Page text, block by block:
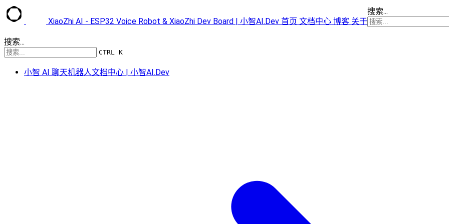
XiaoZhi AI - ESP32 Voice Robot & XiaoZhi Dev Board | 小智AI.Dev 首页 文档中心 博客 关于
搜索...
搜索...
CTRL K
小智 AI 聊天机器人文档中心 | 小智AI.Dev